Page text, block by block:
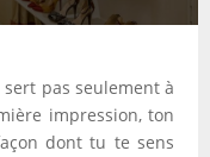
pas seulement à
impression, ton
dont tu te sens